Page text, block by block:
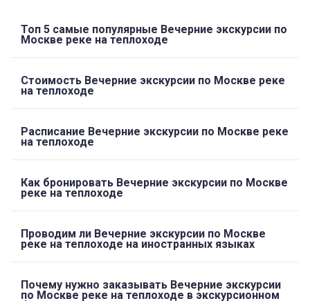
Топ 5 самые популярные Вечерние экскурсии по
Москве реке на теплоходе
Стоимость Вечерние экскурсии по Москве реке
на теплоходе
Расписание Вечерние экскурсии по Москве реке
на теплоходе
Как бронировать Вечерние экскурсии по Москве
реке на теплоходе
Проводим ли Вечерние экскурсии по Москве
реке на теплоходе на иностранных языках
Почему нужно заказывать Вечерние экскурсии
по Москве реке на теплоходе в экскурсионном